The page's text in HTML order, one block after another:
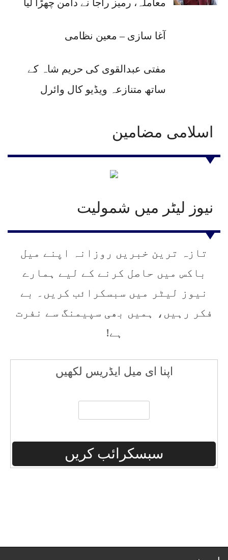
معاملہ، رمیز راجا نے دامن چھڑا لیا
آغا سازی – معین نظامی
مفتی عبدالقوی کی حریم شاہ کے
ساتھ متنازعہ ویڈیو کال وائرل
اسلامی مضامین
نیوز لیٹر میں شمولیت
تازہ ترین خبریں روزانہ اپنے میل
باکس میں حاصل کرنے کے لیے ہمارے
نیوز لیٹر میں سبسکرائب کریں۔ بے
فکر رہیں، ہمیں بھی سپیمنگ سے نفرت
ہے!
اپنا ای میل ایڈریس لکھیں